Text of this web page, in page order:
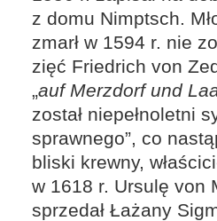
z domu Nimptsch.
zmarł w 1594 r. nie
zięć Friedrich von
„auf Merzdorf und
został niepełnoletni
sprawnego”, co
bliski krewny,
w 1618 r. Ursulę von
sprzedał Łażany